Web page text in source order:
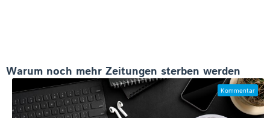
Warum noch mehr Zeitungen sterben werden